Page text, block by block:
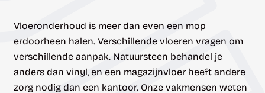
Vloeronderhoud is meer dan even een mop
erdoorheen halen. Verschillende vloeren vragen om
verschillende aanpak. Natuursteen behandel je
anders dan vinyl, en een magazijnvloer heeft andere
zorg nodig dan een kantoor. Onze vakmensen weten